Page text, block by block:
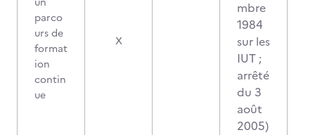
parco
urs de
format
ion
contin
ue
X
mbre
1984
sur les
IUT ;
arrêté
du 3
août
2005)